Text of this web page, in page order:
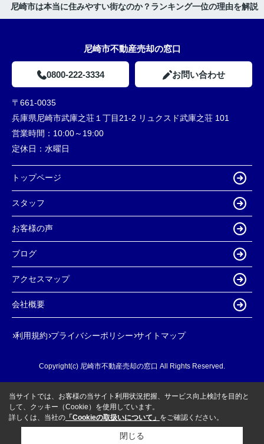
尼崎市は本当に住みやすい街なのか？ランキング一位の理由を解説
尼崎市不動産売却の窓口
0800-222-3334 お問い合わせ
〒661-0035
兵庫県尼崎市武庫之荘１丁目21-2 リュクスド武庫之荘 101
営業時間： 10:00～19:00
定休日： 水曜日
トップページ
スタッフ
お客様の声
ブログ
アクセスマップ
会社概要
利用規約 プライバシーポリシー サイトマップ
Copyright(c) 尼崎市不動産売却の窓口 All Rights Reserved.
当サイトでは、お客様の当サイト利用状況把握、サービス向上検討を目的と
して、クッキー（Cookie）を使用しています。
詳しくは、当社の 「Cookieの取扱いについて」 をご確認ください。
閉じる